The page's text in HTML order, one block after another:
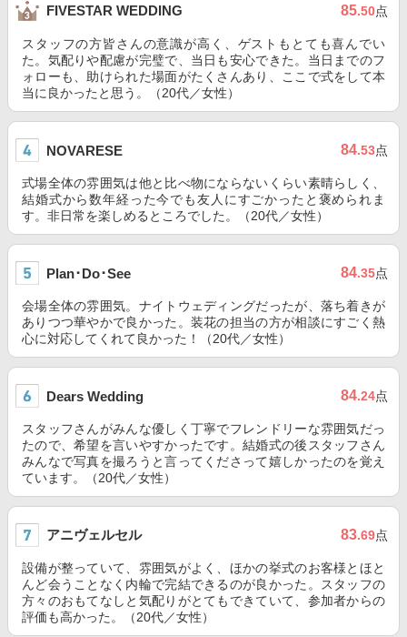
FIVESTAR WEDDING 85.50点
スタッフの方皆さんの意識が高く、ゲストもとても喜んでい
た。気配りや配慮が完璧で、当日も安心できた。当日までのフ
ォローも、助けられた場面がたくさんあり、ここで式をして本
当に良かったと思う。（20代／女性）
NOVARESE 84.53点
式場全体の雰囲気は他と比べ物にならないくらい素晴らしく、
結婚式から数年経った今でも友人にすごかったと褒められま
す。非日常を楽しめるところでした。（20代／女性）
Plan･Do･See 84.35点
会場全体の雰囲気。ナイトウェディングだったが、落ち着きが
ありつつ華やかで良かった。装花の担当の方が相談にすごく熱
心に対応してくれて良かった！（20代／女性）
Dears Wedding 84.24点
スタッフさんがみんな優しく丁寧でフレンドリーな雰囲気だっ
たので、希望を言いやすかったです。結婚式の後スタッフさん
みんなで写真を撮ろうと言ってくださって嬉しかったのを覚え
ています。（20代／女性）
アニヴェルセル 83.69点
設備が整っていて、雰囲気がよく、ほかの挙式のお客様とほと
んど会うことなく内輪で完結できるのが良かった。スタッフの
方々のおもてなしと気配りがとてもできていて、参加者からの
評価も高かった。（20代／女性）